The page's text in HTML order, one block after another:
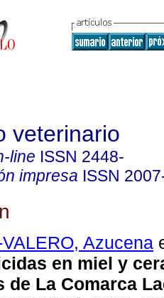
veterinario
line ISSN 2448-
impresa ISSN
Azucena
en miel y
de La Comarca